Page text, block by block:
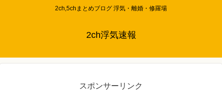
2ch,5chまとめブログ 浮気・離婚・修羅場
2ch浮気速報
スポンサーリンク